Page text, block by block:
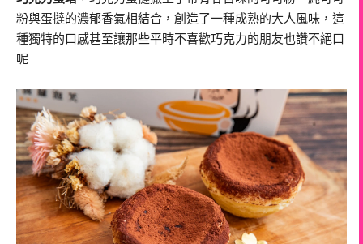
粉與蛋撻的濃郁香氣相結合，創造了一種成熟的大人風味，這
種獨特的口感甚至讓那些平時不喜歡巧克力的朋友也讚不絕口
呢